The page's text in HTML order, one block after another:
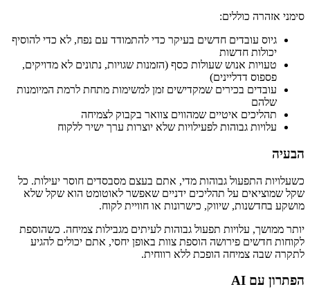
סימני אזהרה כוללים:
גיוס עובדים חדשים בעיקר כדי להתמודד עם נפח, לא כדי להוסיף
יכולות חדשות
טעויות אנוש שעולות כסף (הזמנות שגויות, נתונים לא מדויקים,
פספוס דדליינים)
עובדים בכירים שמקדישים זמן למשימות מתחת לרמת המיומנות
שלהם
תהליכים איטיים שמהווים צוואר בקבוק לצמיחה
עלויות גבוהות לפעילויות שלא יוצרות ערך ישיר ללקוח
הבעיה
כשעלויות התפעול גבוהות מדי, אתם בעצם מסבסדים חוסר יעילות. כל
שקל שמוציאים על תהליכים ידניים שאפשר לאוטומט הוא שקל שלא
מושקע בחדשנות, שיווק, כישרונות או חוויית לקוח.
יותר ממושך, עלויות תפעול גבוהות לעיתים מגבילות צמיחה. כשהוספת
לקוחות חדשים פירושה הוספת צוות באופן יחסי, אתם יכולים להגיע
לתקרה שבה צמיחה הופכת ללא רווחית.
הפתרון עם AI